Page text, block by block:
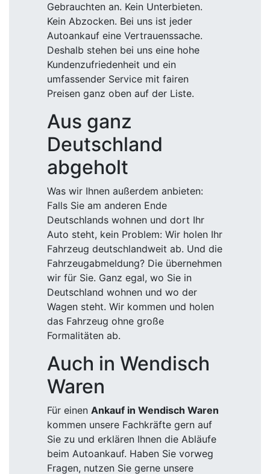
Gebrauchten an. Kein Unterbieten.
Kein Abzocken. Bei uns ist jeder
Autoankauf eine Vertrauenssache.
Deshalb stehen bei uns eine hohe
Kundenzufriedenheit und ein
umfassender Service mit fairen
Preisen ganz oben auf der Liste.
Aus ganz
Deutschland
abgeholt
Was wir Ihnen außerdem anbieten:
Falls Sie am anderen Ende
Deutschlands wohnen und dort Ihr
Auto steht, kein Problem: Wir holen Ihr
Fahrzeug deutschlandweit ab. Und die
Fahrzeugabmeldung? Die übernehmen
wir für Sie. Ganz egal, wo Sie in
Deutschland wohnen und wo der
Wagen steht. Wir kommen und holen
das Fahrzeug ohne große
Formalitäten ab.
Auch in Wendisch
Waren
Für einen Ankauf in Wendisch Waren
kommen unsere Fachkräfte gern auf
Sie zu und erklären Ihnen die Abläufe
beim Autoankauf. Haben Sie vorweg
Fragen, nutzen Sie gerne unsere